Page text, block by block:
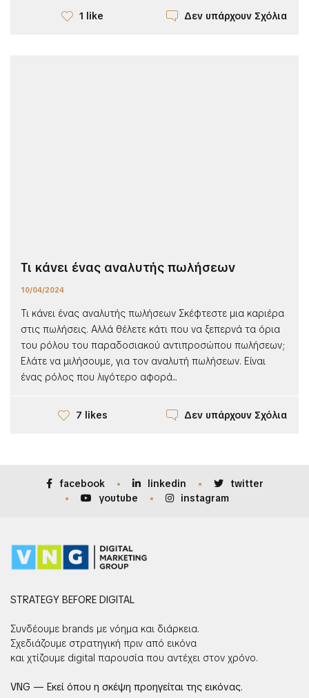
1 like Δεν υπάρχουν Σχόλια
Τι κάνει ένας αναλυτής πωλήσεων
10/04/2024
Τι κάνει ένας αναλυτής πωλήσεων Σκέφτεστε μια καριέρα
στις πωλήσεις. Αλλά θέλετε κάτι που να ξεπερνά τα όρια
του ρόλου του παραδοσιακού αντιπροσώπου πωλήσεων;
Ελάτε να μιλήσουμε, για τον αναλυτή πωλήσεων. Είναι
ένας ρόλος που λιγότερο αφορά...
7 likes Δεν υπάρχουν Σχόλια
facebook linkedin
twitter
youtube
instagram
STRATEGY BEFORE DIGITAL
Συνδέουμε brands με νόημα και διάρκεια.
Σχεδιάζουμε στρατηγική πριν από εικόνα
και χτίζουμε digital παρουσία που αντέχει στον χρόνο.
VNG — Εκεί όπου η σκέψη προηγείται της εικόνας.